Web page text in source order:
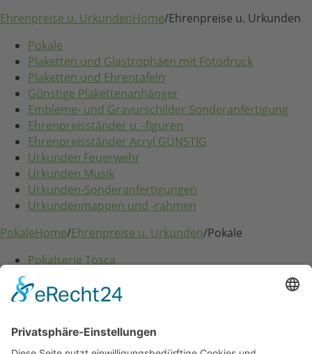
Ehrenpreise u. UrkundenHome/Ehrenpreise u. Urkunden
Pokale
Plaketten und Glastrophäen mit Fotodruck
Plaketten und Ehrentafeln
Günstige Plakettenanhänger
Embleme- und Gravurschilder Sonderanfertigung
Ehrenpreisständer u. -figuren
Ehrenpreisständer Acryl GÜNSTIG
Urkunden Feuerwehr
Urkunden Musik
Urkunden-Sonderanfertigungen
Urkundenmappen und -rahmen
PokaleHome/Ehrenpreise u. Urkunden/Pokale
Pokalserie Tosca
FestartikelHome/Festartikel
Glückwunschkarten und Geschenkpapier
Eintritts- u. Festabzeichen